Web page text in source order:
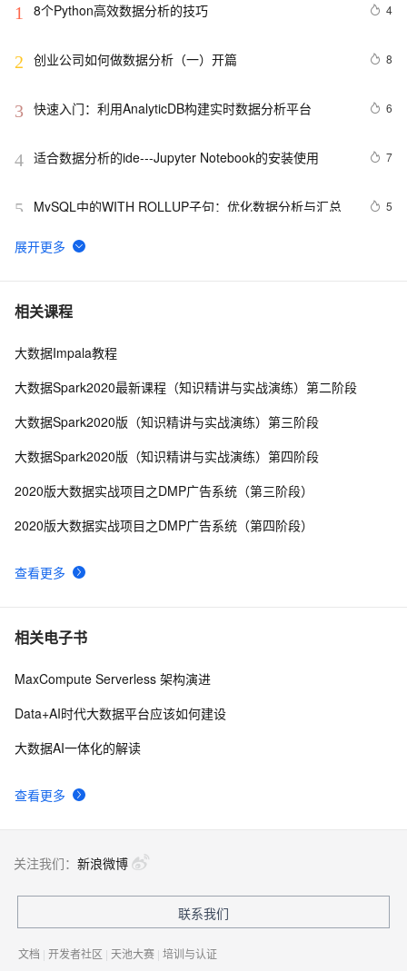
1 8个Python高效数据分析的技巧 4
2 创业公司如何做数据分析（一）开篇 8
3 快速入门：利用AnalyticDB构建实时数据分析平台 6
4 适合数据分析的ide---Jupyter Notebook的安装使用 7
5 MySQL中的WITH ROLLUP子句：优化数据分析与汇总 5
6
带你读《Apache Doris 案例集》——06 Apache   Doris
7 机器学习系列(4)_数据分析之Kaggle鸢尾花iris（上）
8 10 个最佳地理空间数据分析 GIS 软件 下
数据分析（上）
10ChatGPT × R语言 丨实际数据分析过程中，AI能够带来
相关课程
查看更多
大数据Impala教程
大数据Spark2020最新课程（知识精讲与实战演练）第二阶段
大数据Spark2020版（知识精讲与实战演练）第三阶段
大数据Spark2020版（知识精讲与实战演练）第四阶段
2020版大数据实战项目之DMP广告系统（第三阶段）
2020版大数据实战项目之DMP广告系统（第四阶段）
相关电子书
查看更多
MaxCompute Serverless 架构演进
Data+AI时代大数据平台应该如何建设
大数据AI一体化的解读
关注我们： 新浪微博
联系我们
文档 | 开发者社区 | 天池大赛 | 培训与认证